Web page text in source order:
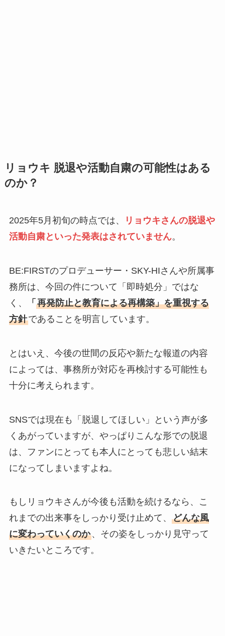
リョウキ 脱退や活動自粛の可能性はある
のか？
2025年5月初旬の時点では、
リョウキさんの脱退や
活動自粛といった発表はされていません。
BE:FIRSTのプロデューサー・SKY-HIさんや所属事
務所は、今回の件について「即時処分」ではな
く、
「 再発防止と教育による再構築」を重視する
方針であることを明言しています。
とはいえ、今後の世間の反応や新たな報道の内容
によっては、事務所が対応を再検討する可能性も
十分に考えられます。
SNSでは現在も「脱退してほしい」という声が多
くあがっていますが、やっぱりこんな形での脱退
は、ファンにとっても本人にとっても悲しい結末
になってしまいますよね。
もしリョウキさんが今後も活動を続けるなら、こ
れまでの出来事をしっかり受け止めて、 どんな風
に変わっていくのか、その姿をしっかり見守って
いきたいところです。